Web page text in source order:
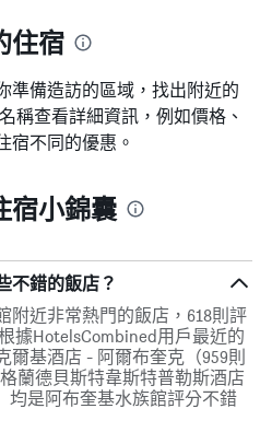
住宿
準備造訪的區域，找出附近的
稱查看詳細資訊，例如價格、
宿不同的優惠。
宿小錦囊
不錯的飯店？
附近非常熱門的飯店，618則評
據HotelsCombined用戶最近的
爾基酒店 - 阿爾布奎克（959則
蘭德貝斯特韋斯特普勒斯酒店
均是阿布奎基水族館評分不錯